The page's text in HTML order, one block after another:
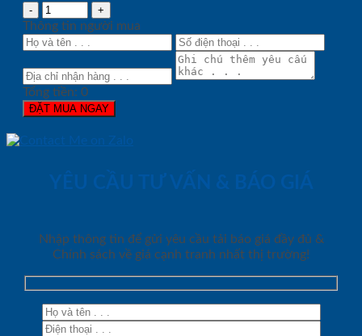
Thông tin người mua
Tổng tiền: 0
ĐẶT MUA NGAY
YÊU CẦU TƯ VẤN & BÁO GIÁ
Nhập thông tin để gửi yêu cầu tải báo giá đầy đủ &
Chính sách về giá cạnh tranh nhất thị trường!